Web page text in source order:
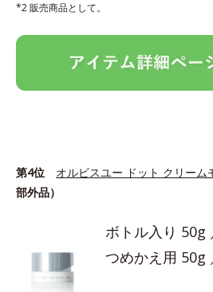
*2 販売商品として。
第4位 オルビスユー ドット クリーム
部外品）
ボトル入り 50g
つめかえ用 50g